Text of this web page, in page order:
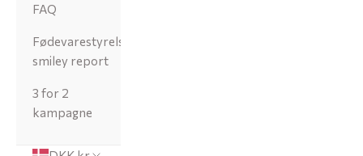
FAQ
Fødevarestyrelsens
smiley report
3 for 2
kampagne